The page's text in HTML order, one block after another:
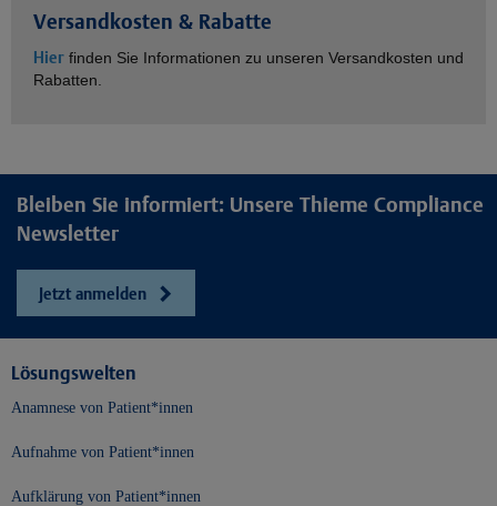
Versandkosten & Rabatte
Hier finden Sie Informationen zu unseren Versandkosten und
Rabatten.
Bleiben Sie informiert: Unsere Thieme Compliance
Newsletter
Jetzt anmelden
Lösungswelten
Anamnese von Patient*innen
Aufnahme von Patient*innen
Aufklärung von Patient*innen